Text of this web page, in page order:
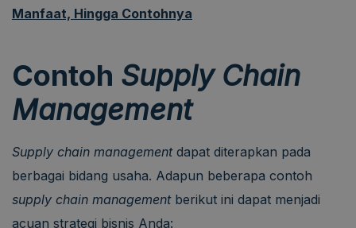
Manfaat, Hingga Contohnya
Contoh Supply Chain
Management
Supply chain management dapat diterapkan pada
berbagai bidang usaha. Adapun beberapa contoh
supply chain management berikut ini dapat menjadi
acuan strategi bisnis Anda: